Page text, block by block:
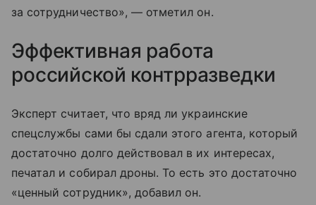
за сотрудничество», — отметил он.
Эффективная работа
российской контрразведки
Эксперт считает, что вряд ли украинские
спецслужбы сами бы сдали этого агента, который
достаточно долго действовал в их интересах,
печатал и собирал дроны. То есть это достаточно
«ценный сотрудник», добавил он.